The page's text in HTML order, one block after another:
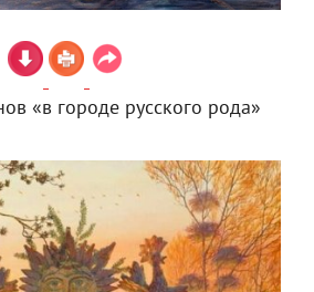
«в городе русского рода»